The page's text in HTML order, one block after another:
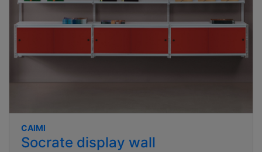
CAIMI
Socrate display wall